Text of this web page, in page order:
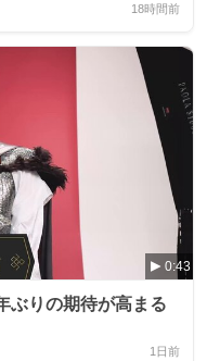
18時間前
0:43
ぶりの期待が高まる
1日前